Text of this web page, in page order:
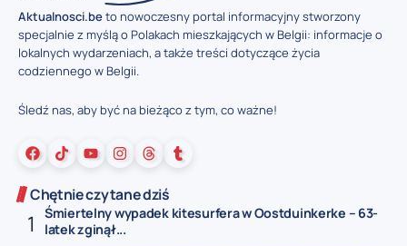
Aktualnosci.beto nowoczesny portal informacyjny stworzony
specjalnie z myślą o Polakach mieszkających w Belgii: informacje o
lokalnych wydarzeniach, a także treści dotyczące życia
codziennego w Belgii.
Śledź nas, aby być na bieżąco z tym, co ważne!
Chętnie czytane dziś
Śmiertelny wypadek kitesurfera w Oostduinkerke – 63-
latek zginął...